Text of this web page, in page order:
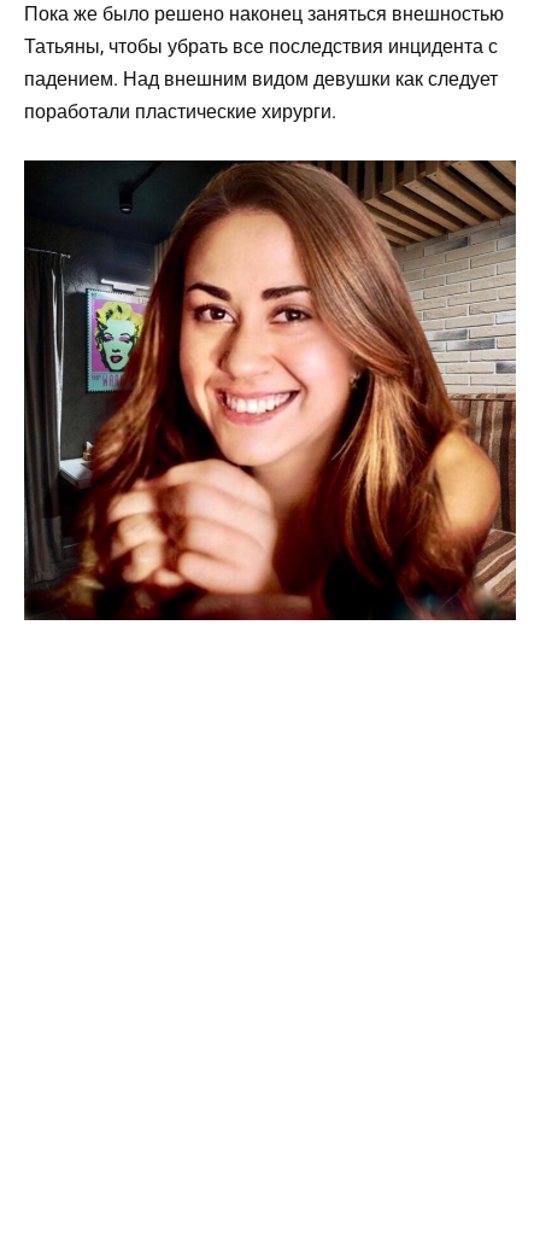
Пока же было решено наконец заняться внешностью
Татьяны, чтобы убрать все последствия инцидента с
падением. Над внешним видом девушки как следует
поработали пластические хирурги.